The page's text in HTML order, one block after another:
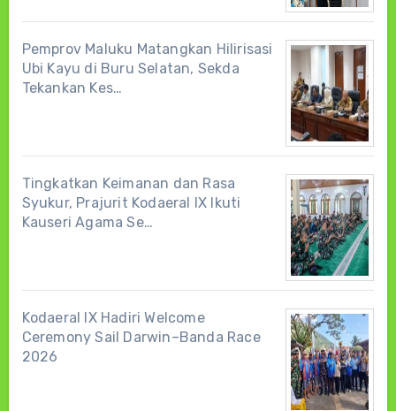
Pemprov Maluku Matangkan Hilirisasi
Ubi Kayu di Buru Selatan, Sekda
Tekankan Kes…
Tingkatkan Keimanan dan Rasa
Syukur, Prajurit Kodaeral IX Ikuti
Kauseri Agama Se…
Kodaeral IX Hadiri Welcome
Ceremony Sail Darwin–Banda Race
2026